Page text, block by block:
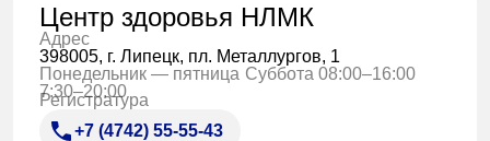
Центр здоровья НЛМК
Адрес
398005, г. Липецк, пл. Металлургов, 1
Понедельник — пятница
7:30–20:00
Суббота 08:00–16:00
Регистратура
+7 (4742) 55-55-43